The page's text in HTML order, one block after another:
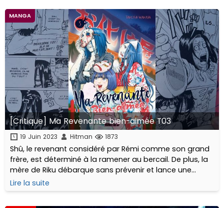
MANGA
[Critique] Ma Revenante bien-aimée T03
19 Juin 2023 Hitman 1873
Shû, le revenant considéré par Rémi comme son grand
frère, est déterminé à la ramener au bercail. De plus, la
mère de Riku débarque sans prévenir et lance une
réunion de crise dangereuse pour l’union du couple. Et à
peine sorti des ronces, c’est la...
Lire la suite